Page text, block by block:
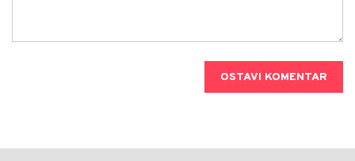
OSTAVI KOMENTAR